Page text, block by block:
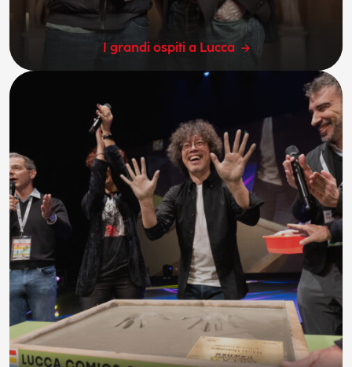
I grandi ospiti a Lucca